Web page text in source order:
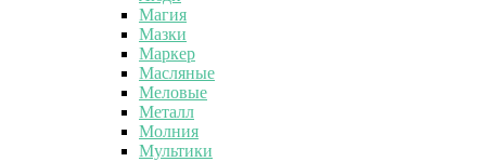
Магия
Мазки
Маркер
Масляные
Меловые
Металл
Молния
Мультики